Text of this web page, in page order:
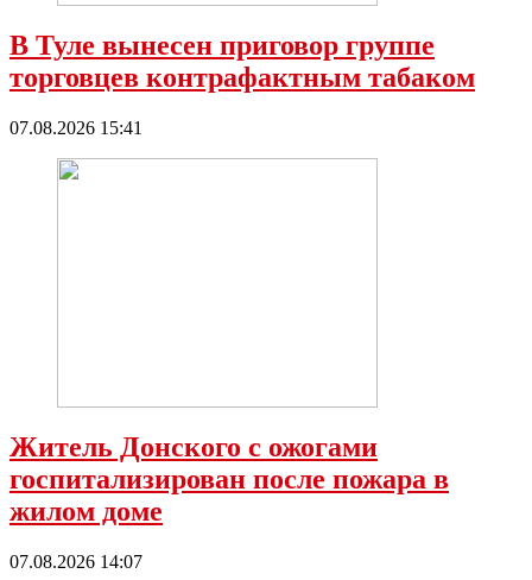
В Туле вынесен приговор группе
торговцев контрафактным табаком
07.08.2026 15:41
Житель Донского с ожогами
госпитализирован после пожара в
жилом доме
07.08.2026 14:07